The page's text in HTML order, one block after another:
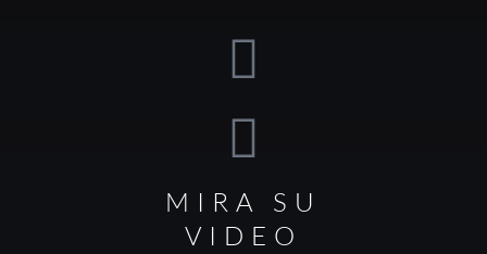
MIRA SU
VIDEO